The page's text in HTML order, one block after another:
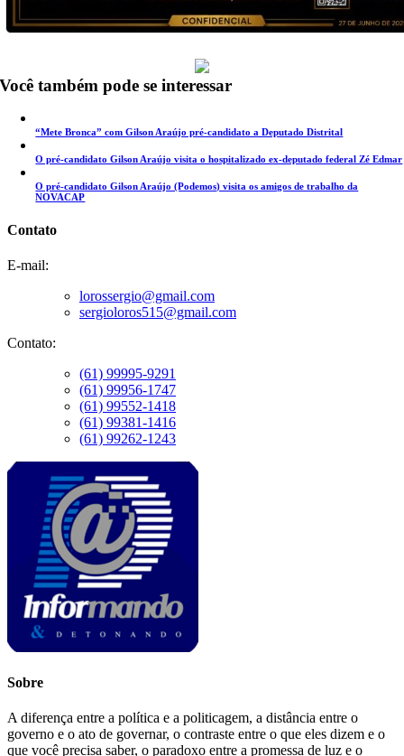
Você também pode se interessar
“Mete Bronca” com Gilson Araújo pré-candidato a Deputado Distrital
O pré-candidato Gilson Araújo visita o hospitalizado ex-deputado federal Zé Edmar
O pré-candidato Gilson Araújo (Podemos) visita os amigos de trabalho da
NOVACAP
Contato
E-mail:
lorossergio@gmail.com
sergioloros515@gmail.com
Contato:
(61) 99995-9291
(61) 99956-1747
(61) 99552-1418
(61) 99381-1416
(61) 99262-1243
Sobre
A diferença entre a política e a politicagem, a distância entre o
governo e o ato de governar, o contraste entre o que eles dizem e o
que você precisa saber, o paradoxo entre a promessa de luz e o